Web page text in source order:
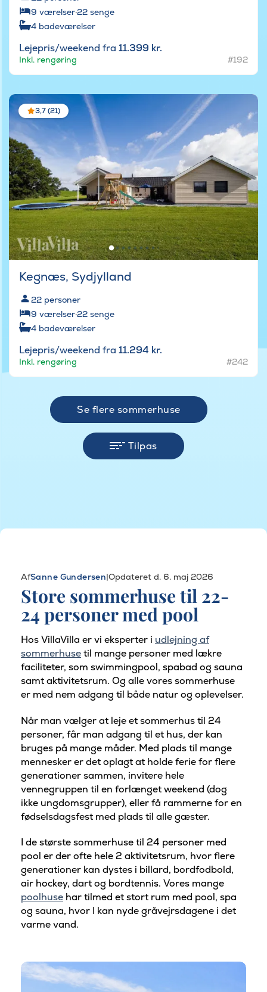
9 værelser·22 senge
4 badeværelser
Lejepris/weekend fra 11.399 kr.
Inkl. rengøring #192
3,7 (21)
Kegnæs, Sydjylland
22 personer
9 værelser·22 senge
4 badeværelser
Lejepris/weekend fra 11.294 kr.
Inkl. rengøring #242
Se flere sommerhuse
Tilpas
AfSanne Gundersen|Opdateret d. 6. maj 2026
Store sommerhuse til 22-
24 personer med pool
Hos VillaVilla er vi eksperter i udlejning af
sommerhusetil mange personer med lækre
faciliteter, som swimmingpool, spabad og sauna
samt aktivitetsrum. Og alle vores sommerhuse
er med nem adgang til både natur og oplevelser.
Når man vælger at leje et sommerhus til 24
personer, får man adgang til et hus, der kan
bruges på mange måder. Med plads til mange
mennesker er det oplagt at holde ferie for flere
generationer sammen, invitere hele
vennegruppen til en forlænget weekend (dog
ikke ungdomsgrupper), eller få rammerne for en
fødselsdagsfest med plads til alle gæster.
I de største sommerhuse til 24 personer med
pool er der ofte hele 2 aktivitetsrum, hvor flere
generationer kan dystes i billard, bordfodbold,
air hockey, dart og bordtennis. Vores mange
poolhuse har tilmed et stort rum med pool, spa
og sauna, hvor I kan nyde gråvejrsdagene i det
varme vand.